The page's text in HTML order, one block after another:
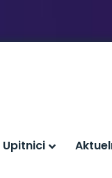
Upitnici